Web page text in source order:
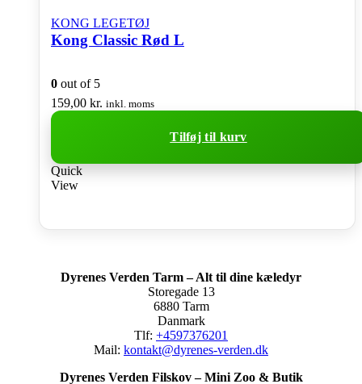
KONG LEGETØJ
Kong Classic Rød L
0 out of 5
159,00 kr. inkl. moms
Tilføj til kurv
Quick
View
Dyrenes Verden Tarm – Alt til dine kæledyr
Storegade 13
6880 Tarm
Danmark
Tlf: +4597376201
Mail: kontakt@dyrenes-verden.dk
Dyrenes Verden Filskov – Mini Zoo & Butik